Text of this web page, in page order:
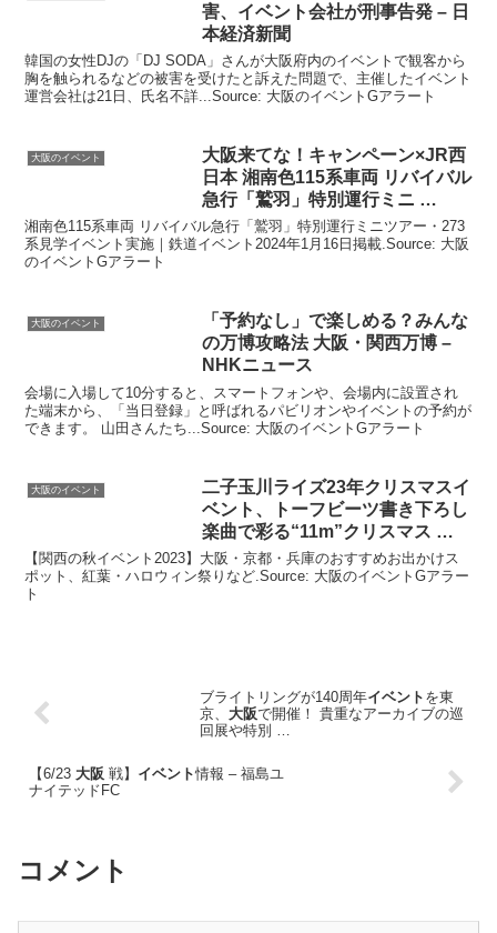
害、 イベント会社が刑事告発 – 日
本経済新聞
韓国の女性DJの「DJ SODA」さんが大阪府内のイベントで観客から
胸を触られるなどの被害を受けたと訴えた問題で、主催したイベント
運営会社は21日、氏名不詳...Source: 大阪のイベントGアラート
大阪のイベント 大阪来てな！キャンペーン×JR西
日本 湘南色115系車両 リバイバル
急行「鷲羽」特別運行ミニ …
湘南色115系車両 リバイバル急行「鷲羽」特別運行ミニツアー・273
系見学イベント実施｜鉄道イベント2024年1月16日掲載.Source: 大阪
のイベントGアラート
大阪のイベント
「予約なし」で楽しめる？みんな
の万博攻略法 大阪 ・関西万博 –
NHKニュース
会場に入場して10分すると、スマートフォンや、会場内に設置され
た端末から、「当日登録」と呼ばれるパビリオンやイベントの予約が
できます。 山田さんたち...Source: 大阪のイベントGアラート
大阪のイベント 二子玉川ライズ23年クリスマスイ
ベント 、トーフビーツ書き下ろし
楽曲で彩る“11m”クリスマス …
【関西の秋イベント2023】大阪・京都・兵庫のおすすめお出かけス
ポット、紅葉・ハロウィン祭りなど.Source: 大阪のイベントGアラー
ト
ブライトリングが140周年イベント を東
京、 大阪で開催！ 貴重なアーカイブの巡
回展や特別 …
【6/23 大阪 戦】 イベント情報 – 福島ユ
ナイテッドFC
コメント